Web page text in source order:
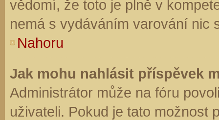
vědomí, že toto je plně v
nemá s vydáváním varování nic
Nahoru
Jak mohu nahlásit příspěvek
Administrátor může na fóru
uživateli. Pokud je tato možnost